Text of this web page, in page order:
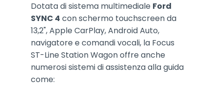
Dotata di sistema multimediale Ford
SYNC 4 con schermo touchscreen da
13,2", Apple CarPlay, Android Auto,
navigatore e comandi vocali, la Focus
ST-Line Station Wagon offre anche
numerosi sistemi di assistenza alla guida
come: